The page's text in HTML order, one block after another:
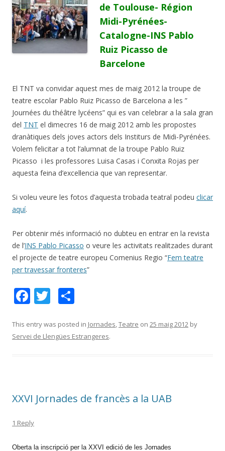
de Toulouse- Région
Midi-Pyrénées-
Catalogne-INS Pablo
Ruiz Picasso de
Barcelone
El TNT va convidar aquest mes de maig 2012 la troupe de
teatre escolar Pablo Ruiz Picasso de Barcelona a les ”
Journées du théâtre lycéens” qui es van celebrar a la sala gran
del TNT el dimecres 16 de maig 2012 amb les propostes
dranàtiques dels joves actors dels Institurs de Midi-Pyrénées.
Volem felicitar a tot l’alumnat de la troupe Pablo Ruiz
Picasso i les professores Luisa Casas i Conxita Rojas per
aquesta feina d’excel·lencia que van representar.
Si voleu veure les fotos d’aquesta trobada teatral podeu clicar
aquí.
Per obtenir més informació no dubteu en entrar en la revista
de l’INS Pablo Picasso o veure les activitats realitzades durant
el projecte de teatre europeu Comenius Regio “Fem teatre
per travessar fronteres”
F
e
b
k
T
itt
er
m
p
ix
This entry was posted in Jornades,Teatre on 25 maig 2012 by
Servei de Llengües Estrangeres.
XXVI Jornades de francès a la UAB
1 Reply
Oberta la inscripció per la XXVI edició de les Jornades